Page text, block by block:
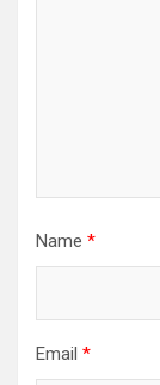
Name *
Email *